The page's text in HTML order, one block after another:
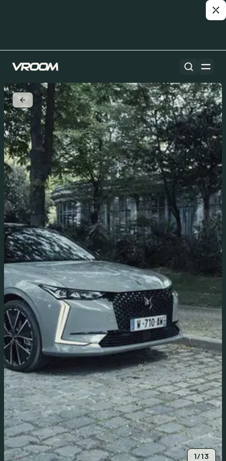
1/13